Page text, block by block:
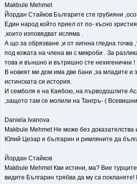
Makbule Mehmet
Йордан Стайков Българите сте грубияни
Един народ който приел от по- късно
,които изповядват исляма .
А що за обрязване ,и от хигнна гледна точка
под кожата на члена ви с микроби . За
това и външно и вътришно сте нехигенични !
В новият ми дом има две бани ,за младите и
истинската си история.
И семболя е на Каябою, на първодошлите
,защото там се молили на Тангръ- (
Daniela Ivanova
Makbule Mehmet Не може без доказателства
Юлий Цезар е българин и римляните да
Йордан Стайков
Makbule Mehmet Кви истини, ма? Вие
видите Българин трябва да му са